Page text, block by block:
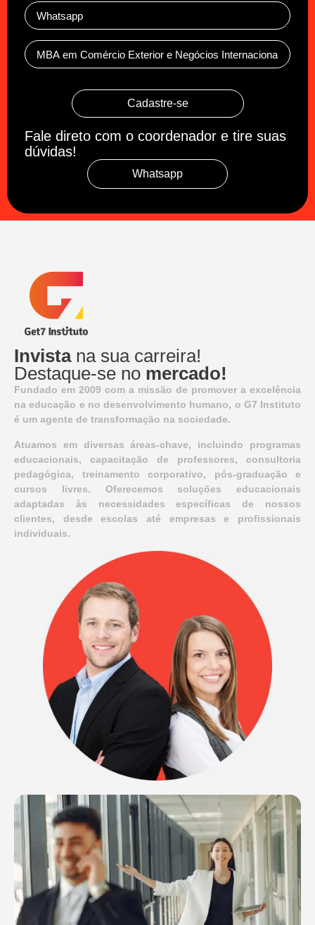
Cadastre-se
Fale direto com o coordenador e tire suas
dúvidas!
Whatsapp
Invistana sua carreira!
Destaque-se no mercado!
Fundado em 2009 com a missão de promover a excelência
na educação e no desenvolvimento humano, o G7 Instituto
é um agente de transformação na sociedade.
Atuamos em diversas áreas-chave, incluindo programas
educacionais, capacitação de professores, consultoria
pedagógica, treinamento corporativo, pós-graduação e
cursos livres. Oferecemos soluções educacionais
adaptadas às necessidades específicas de nossos
clientes, desde escolas até empresas e profissionais
individuais.